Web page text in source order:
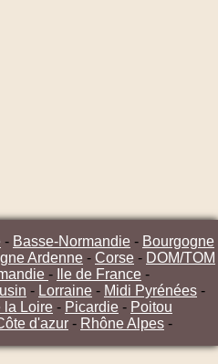
- Basse-Normandie - Bourgogne
Ardenne - Corse - DOM/TOM
- Ile de France -
- Lorraine - Midi Pyrénées -
la Loire - Picardie - Poitou
d'azur - Rhône Alpes -